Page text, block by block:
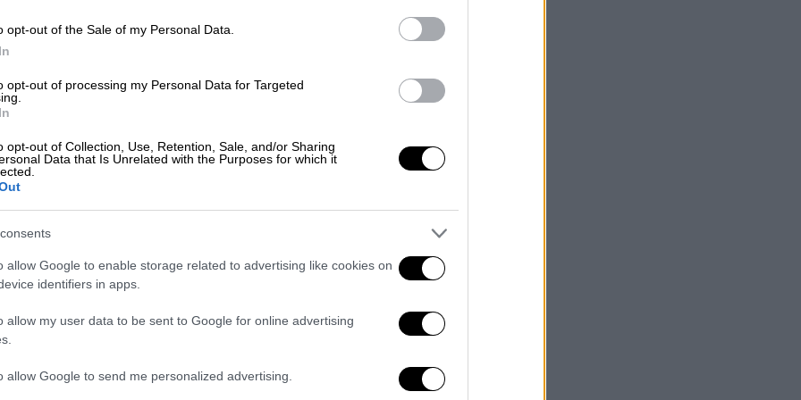
opt-out of the Sale of my Personal Data.
opt-out of processing my Personal Data for Targeted
opt-out of Collection, Use, Retention, Sale, and/or Sharing
Data that Is Unrelated with the Purposes for which it
allow Google to enable storage related to advertising like cookies on
identifiers in apps.
allow my user data to be sent to Google for online advertising
allow Google to send me personalized advertising.
Ελλάδα|26.10.2024 19:40
την εταιρεία που ευθύνεται για
Το δημοτικό συμβούλιο της πόλης
Ελλάδα|21.09.2024 16:21
Βρήκε νεκρή κατσαρίδα μέσα σε